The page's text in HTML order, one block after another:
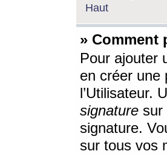
Haut
» Comment
Pour ajouter
en créer une
l’Utilisateur.
signature sur
signature.
sur tous vos